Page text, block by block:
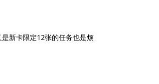
新卡限定12张的任务也是烦